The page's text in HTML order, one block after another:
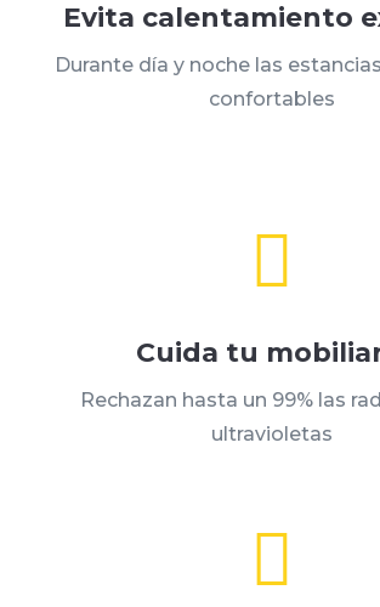
Evita calentamiento
Durante día y noche las
confortables

Cuida tu
Rechazan hasta un 99% las
ultravioletas
